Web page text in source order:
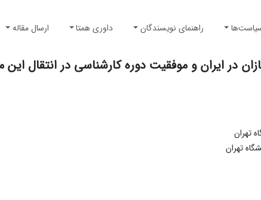
راهنمای نویسندگان داوری همتا ارسال مقاله
در ایران و موفقیت دوره کارشناسی در انتقال این
تهران
تهران